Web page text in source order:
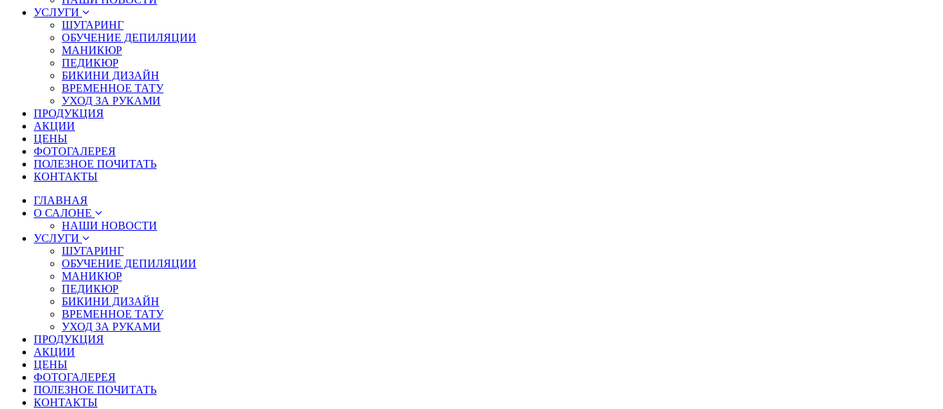
УСЛУГИ
ШУГАРИНГ
ОБУЧЕНИЕ ДЕПИЛЯЦИИ
МАНИКЮР
ПЕДИКЮР
БИКИНИ ДИЗАЙН
ВРЕМЕННОЕ ТАТУ
УХОД ЗА РУКАМИ
ПРОДУКЦИЯ
АКЦИИ
ЦЕНЫ
ФОТОГАЛЕРЕЯ
ПОЛЕЗНОЕ ПОЧИТАТЬ
КОНТАКТЫ
ГЛАВНАЯ
О САЛОНЕ
НАШИ НОВОСТИ
УСЛУГИ
ШУГАРИНГ
ОБУЧЕНИЕ ДЕПИЛЯЦИИ
МАНИКЮР
ПЕДИКЮР
БИКИНИ ДИЗАЙН
ВРЕМЕННОЕ ТАТУ
УХОД ЗА РУКАМИ
ПРОДУКЦИЯ
АКЦИИ
ЦЕНЫ
ФОТОГАЛЕРЕЯ
ПОЛЕЗНОЕ ПОЧИТАТЬ
КОНТАКТЫ